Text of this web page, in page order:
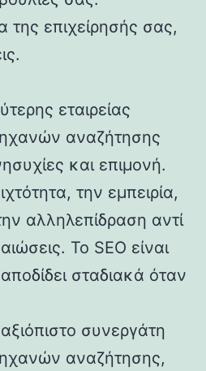
της επιχείρησής σας,
εταιρείας
αναζήτησης
και επιμονή.
την εμπειρία,
αλληλεπίδραση αντί
Το SEO είναι
σταδιακά όταν
συνεργάτη
αναζήτησης,